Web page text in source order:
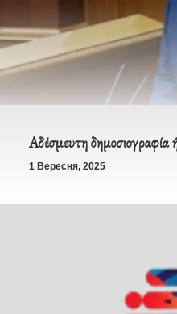
Αδέσμευτη
1 Вересня, 2025